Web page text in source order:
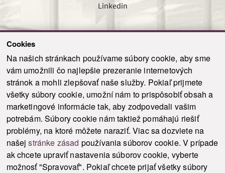
Cookies
Na našich stránkach používame súbory cookie, aby sme
vám umožnili čo najlepšie prezeranie internetových
stránok a mohli zlepšovať naše služby. Pokiaľ prijmete
všetky súbory cookie, umožní nám to prispôsobiť obsah a
marketingové informácie tak, aby zodpovedali vašim
potrebám. Súbory cookie nám taktiež pomáhajú riešiť
problémy, na ktoré môžete naraziť. Viac sa dozviete na
našejstránke zásad používania súborov cookie. V prípade
ak chcete upraviť nastavenia súborov cookie, vyberte
možnosť "Spravovať". Pokiaľ chcete prijať všetky súbory
Linkedin
Odoslať
© 2021-2026 ku.sk. Všetky práva vyhradené. | Ochrana osobných údajov
Vyhlásenie o prístupnosti |
Admin
This site is protected by reCAPTCHA and the Google Privacy Policy and Terms of